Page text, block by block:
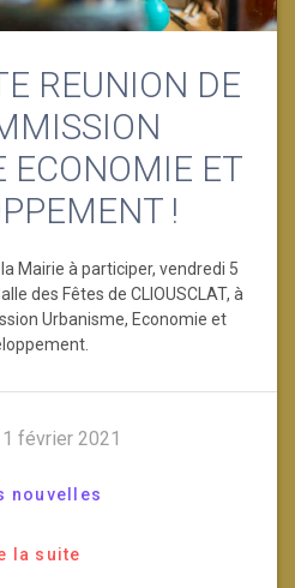
REUNION DE
ECONOMIE ET
!
Mairie à participer, vendredi 5
des Fêtes de CLIOUSCLAT, à
Urbanisme, Economie et
1 février 2021
nouvelles
la suite